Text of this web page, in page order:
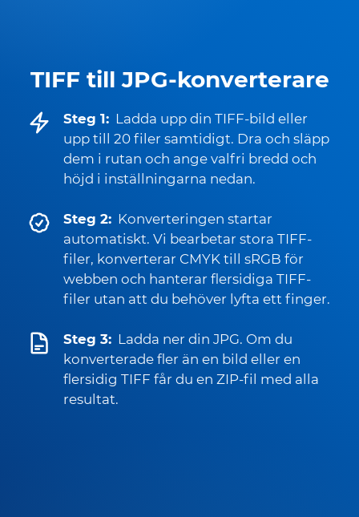
TIFF till JPG-konverterare
Steg 1: Ladda upp din TIFF-bild eller
upp till 20 filer samtidigt. Dra och släpp
dem i rutan och ange valfri bredd och
höjd i inställningarna nedan.
Steg 2: Konverteringen startar
automatiskt. Vi bearbetar stora TIFF-
filer, konverterar CMYK till sRGB för
webben och hanterar flersidiga TIFF-
filer utan att du behöver lyfta ett finger.
Steg 3: Ladda ner din JPG. Om du
konverterade fler än en bild eller en
flersidig TIFF får du en ZIP-fil med alla
resultat.